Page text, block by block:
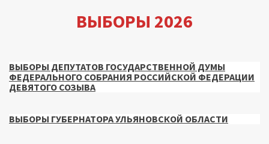
ВЫБОРЫ 2026
ВЫБОРЫ ДЕПУТАТОВ ГОСУДАРСТВЕННОЙ ДУМЫ
ФЕДЕРАЛЬНОГО СОБРАНИЯ РОССИЙСКОЙ ФЕДЕРАЦИИ
ДЕВЯТОГО СОЗЫВА
ВЫБОРЫ ГУБЕРНАТОРА УЛЬЯНОВСКОЙ ОБЛАСТИ